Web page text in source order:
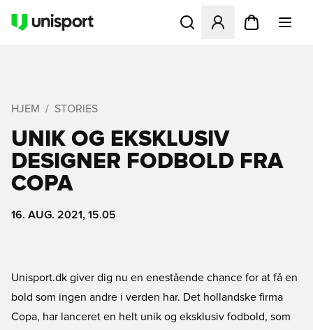
Åbner en Modal til at
HJEM STORIES
UNIK OG EKSKLUSIV
DESIGNER FODBOLD FRA
COPA
16. AUG. 2021, 15.05
Unisport.dk giver dig nu en enestående chance for at få en
bold som ingen andre i verden har. Det hollandske firma
Copa, har lanceret en helt unik og eksklusiv fodbold, som